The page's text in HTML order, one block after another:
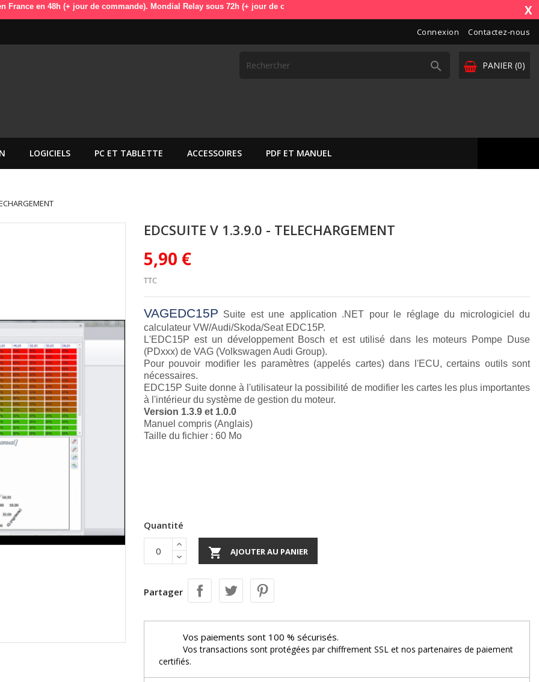
48h (+ jour de commande). Mondial Relay sous 72h (+ jour de commande). OdbDiag vous livre dans toute l'Europe. Vos paiements sont X
Connexion Contactez-nous
PANIER (0)

LOGICIELS PC ET TABLETTE ACCESSOIRES PDF ET MANUEL
EDCSUITE V 1.3.9.0 - TELECHARGEMENT
5,90 €
TTC
VAGEDC15P Suite est une application .NET pour le réglage du micrologiciel du
calculateur VW/Audi/Skoda/Seat EDC15P.
L'EDC15P est un développement Bosch et est utilisé dans les moteurs Pompe Duse
(PDxxx) de VAG (Volkswagen Audi Group).
Pour pouvoir modifier les paramètres (appelés cartes) dans l'ECU, certains outils sont
nécessaires.
EDC15P Suite donne à l'utilisateur la possibilité de modifier les cartes les plus importantes
à l'intérieur du système de gestion du moteur.
Version 1.3.9 et 1.0.0
Manuel compris (Anglais)
Taille du fichier : 60 Mo
Quantité
 AJOUTER AU PANIER
Partager
Vos paiements sont 100 % sécurisés.
Vos transactions sont protégées par chiffrement SSL et nos partenaires de paiement
certifiés.